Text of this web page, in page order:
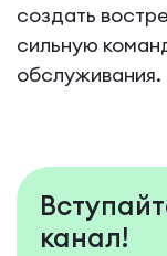
создать
сильную
обслуживания.
канал!